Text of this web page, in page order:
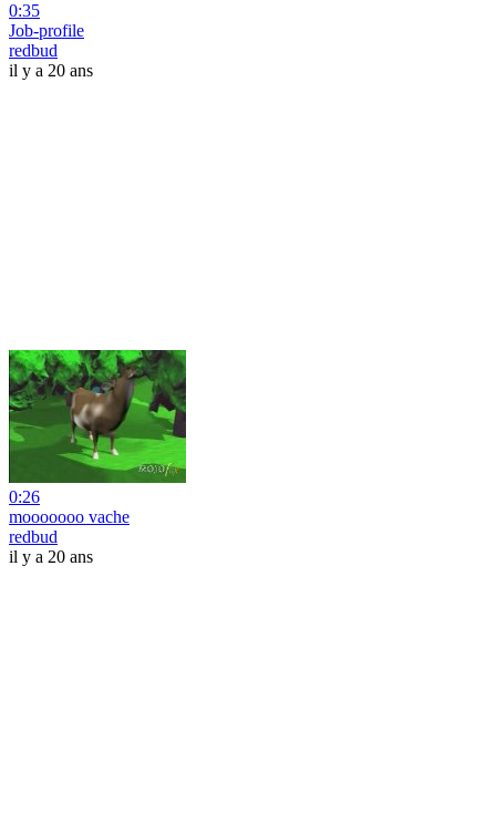
0:35
Job-profile
redbud
il y a 20 ans
0:26
mooooooo vache
redbud
il y a 20 ans